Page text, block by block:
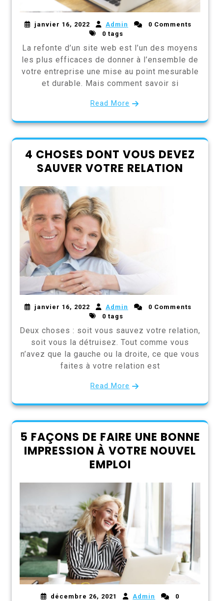
janvier 16, 2022 Admin
0 Comments
0 tags
La refonte d’un site web est l’un des moyens
les plus efficaces de donner à l’ensemble de
votre entreprise une mise au point mesurable
et durable. Mais comment savoir si
Read More
4 CHOSES DONT VOUS DEVEZ
SAUVER VOTRE RELATION
janvier 16, 2022 Admin
0 Comments
0 tags
Deux choses : soit vous sauvez votre relation,
soit vous la détruisez. Tout comme vous
n’avez que la gauche ou la droite, ce que vous
faites à votre relation est
Read More
5 FAÇONS DE FAIRE UNE BONNE
IMPRESSION À VOTRE NOUVEL
EMPLOI
décembre 26, 2021 Admin
0